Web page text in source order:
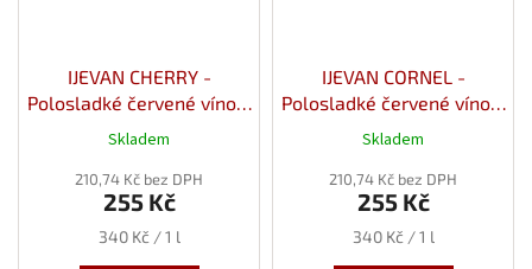
IJEVAN CHERRY -
Polosladké červené víno z
Višní 12% 0,75l
Skladem
210,74 Kč bez DPH
255 Kč
Měrná
340 Kč / 1 l
IJEVAN CORNEL -
Polosladké červené víno z
Dřínu 12% 0,75l
Skladem
210,74 Kč bez DPH
255 Kč
Měrná
340 Kč / 1 l